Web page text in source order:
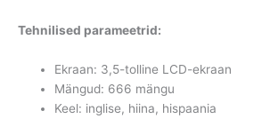
Tehnilised parameetrid:
Ekraan: 3,5-tolline LCD-ekraan
Mängud: 666 mängu
Keel: inglise, hiina, hispaania